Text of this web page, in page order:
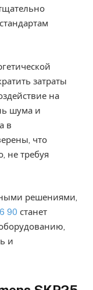
затраты
на
шума и
в
что
не требуя
решениями,
90 станет
и